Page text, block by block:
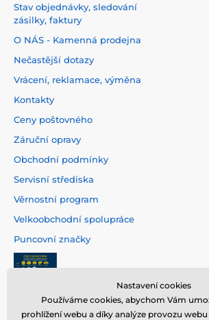
Stav objednávky, sledování
zásilky, faktury
O NÁS - Kamenná prodejna
Nečastější dotazy
Vrácení, reklamace, výměna
Kontakty
Ceny poštovného
Záruční opravy
Obchodní podmínky
Servisní střediska
Věrnostní program
Velkoobchodní spolupráce
Puncovní značky
Nastavení cookies
Používáme cookies, abychom Vám
prohlížení webu a díky analýze provozu